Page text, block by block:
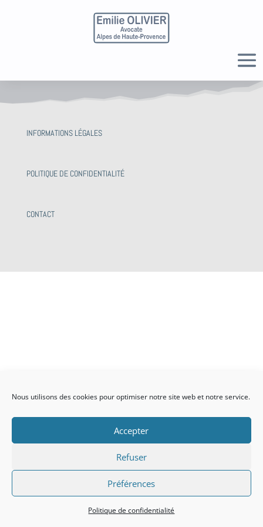
Nous utilisons des cookies pour optimiser notre site web et notre service.
Accepter
Refuser
Préférences
Politique de confidentialité
INFORMATIONS LÉGALES
POLITIQUE DE CONFIDENTIALITÉ
CONTACT